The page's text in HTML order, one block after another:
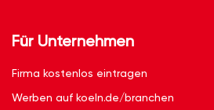
Für Unternehmen
Firma kostenlos eintragen
Werben auf koeln.de/branchen